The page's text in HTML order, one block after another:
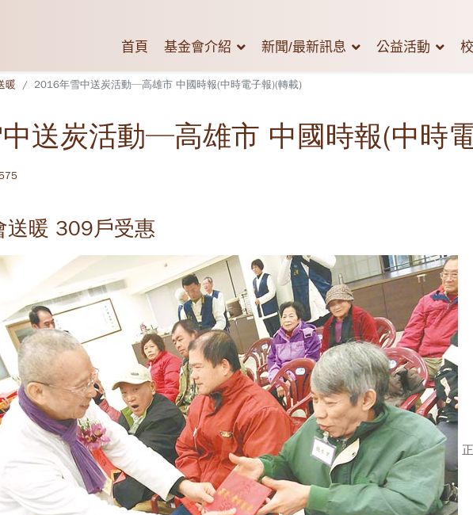
首頁 基金會介紹 新聞/最新訊息 公益活動
暖 2016年雪中送炭活動─高雄市 中國時報(中時電子報)(轉載)
送炭活動─高雄市 中國時報(中時
送暖 309戶受惠